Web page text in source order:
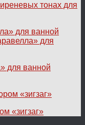
тонах для
для ванной
«зигзаг»